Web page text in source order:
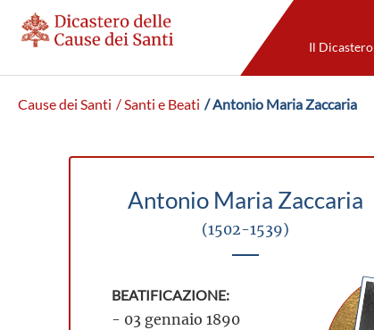
Il Dicastero
Cause dei Santi / Santi e Beati / Antonio Maria Zaccaria
Antonio Maria Zaccaria
(1502-1539)
BEATIFICAZIONE:
- 03 gennaio 1890